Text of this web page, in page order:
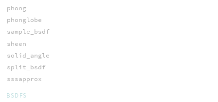
phong
phonglobe
sample_bsdf
sheen
solid_angle
split_bsdf
sssapprox
BSDFS